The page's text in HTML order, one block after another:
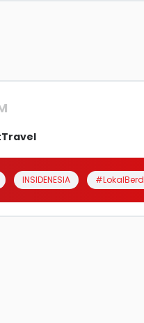
Travel
INSIDENESIA